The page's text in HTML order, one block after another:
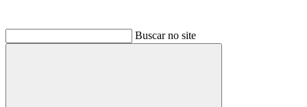
Buscar no site